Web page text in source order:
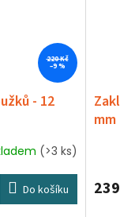
220 Kč
–9 %
- 12
(>3 ks)
Do košíku
mm